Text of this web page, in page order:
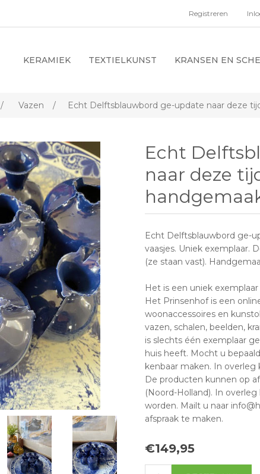
Registreren
KERAMIEK TEXTIELKUNST KRANSEN EN
/ Vazen / Echt Delftsblauwbord ge-update naar deze
Echt
naar deze
Echt Delftsblauwbord ge-
vaasjes. Uniek exemplaar.
(ze staan vast).
Het is een uniek
Het Prinsenhof is een
woonaccessoires en
vazen, schalen, beelden,
is slechts één exemplaar
huis heeft. Mocht u
kenbaar maken. In
De producten kunnen op
(Noord-Holland). In
worden. Mailt u naar
afspraak te maken.
€149,95